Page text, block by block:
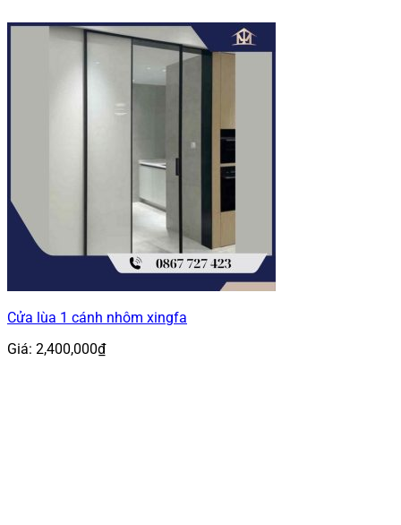
Cửa lùa 1 cánh nhôm xingfa
Giá: 2,400,000₫